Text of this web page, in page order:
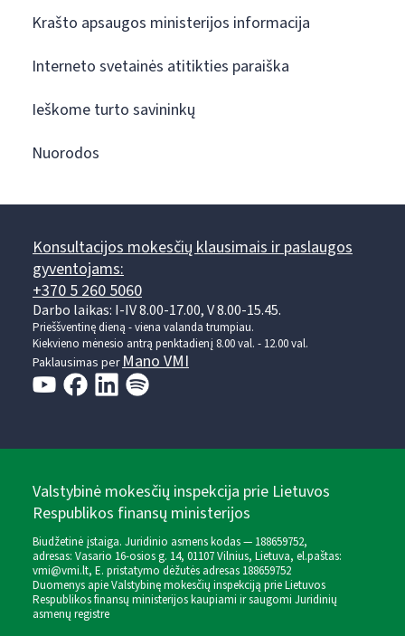
Krašto apsaugos ministerijos informacija
Interneto svetainės atitikties paraiška
Ieškome turto savininkų
Nuorodos
Konsultacijos mokesčių klausimais ir paslaugos
gyventojams:
+370 5 260 5060
Darbo laikas: I-IV 8.00-17.00, V 8.00-15.45.
Prieššventinę dieną - viena valanda trumpiau.
Kiekvieno mėnesio antrą penktadienį 8.00 val. - 12.00 val.
Paklausimas perMano VMI
Valstybinė mokesčių inspekcija prie Lietuvos
Respublikos finansų ministerijos
Biudžetinė įstaiga. Juridinio asmens kodas — 188659752,
adresas: Vasario 16-osios g. 14, 01107 Vilnius, Lietuva, el.paštas:
vmi@vmi.lt, E. pristatymo dėžutės adresas 188659752
Duomenys apie Valstybinę mokesčių inspekciją prie Lietuvos
Respublikos finansų ministerijos kaupiami ir saugomi Juridinių
asmenų registre